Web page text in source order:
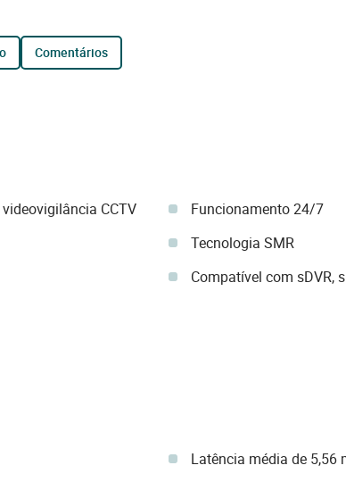
comentários
CCTV
Funcionamento 24/7
Tecnologia SMR
Compatível com sDVR,
Latência média de 5,56